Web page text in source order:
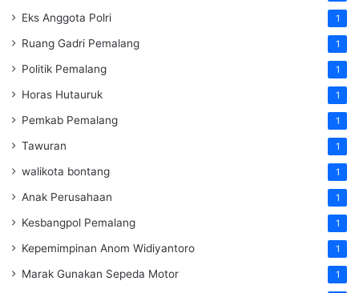
Eks Anggota Polri 1
Ruang Gadri Pemalang 1
Politik Pemalang 1
Horas Hutauruk 1
Pemkab Pemalang 1
Tawuran 1
walikota bontang 1
Anak Perusahaan 1
Kesbangpol Pemalang 1
Kepemimpinan Anom Widiyantoro 1
Marak Gunakan Sepeda Motor 1